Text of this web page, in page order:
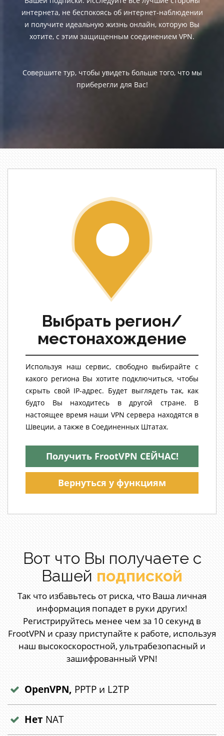
интернета, не беспокоясь об интернет-наблюдении
и получите идеальную жизнь онлайн, которую Вы
хотите, с этим защищенным соединением VPN.
Совершите тур, чтобы увидеть больше того, что мы
приберегли для Вас!
Выбрать регион/
местонахождение
Используя наш сервис, свободно выбирайте с
какого региона Вы хотите подключиться, чтобы
скрыть свой IP-адрес. Будет выглядеть так, как
будто Вы находитесь в другой стране. В
настоящее время наши VPN сервера находятся в
Швеции, а также в Соединенных Штатах.
Получить FrootVPN СЕЙЧАС!
Вернуться у функциям
Вот что Вы получаете с
Вашей подпиской
Так что избавьтесь от риска, что Ваша личная
информация попадет в руки других!
Регистрируйтесь менее чем за 10 секунд в
FrootVPN и сразу приступайте к работе, используя
наш высокоскоростной, ультрабезопасный и
зашифрованный VPN!
OpenVPN, PPTP и L2TP
Нет NAT